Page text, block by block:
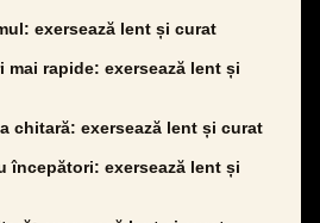
exersează lent și curat
rapide: exersează lent și
chitară: exersează lent și curat
începători: exersează lent și